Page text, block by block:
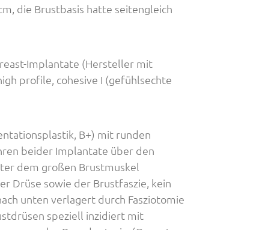
die Brustbasis hatte seitengleich
Implantate (Hersteller mit
profile, cohesive I (gefühlsechte
B+) mit runden
beider Implantate über den
dem großen Brustmuskel
Drüse sowie der Brustfaszie, kein
unten verlagert durch Fasziotomie
speziell inzidiert mit